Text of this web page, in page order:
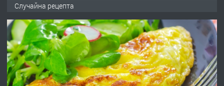
преди 10 месеца
ПРЕДЛАГА
Професионална броячна машина -
със сертификат от ЕЦБ
Случайна рецепта